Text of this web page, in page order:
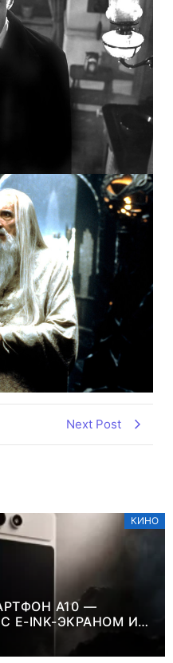
Next Post
КИНО
A10 —
E-INK-ЭКРАНОМ И
ДЛЯ ЦВЕТНОГО